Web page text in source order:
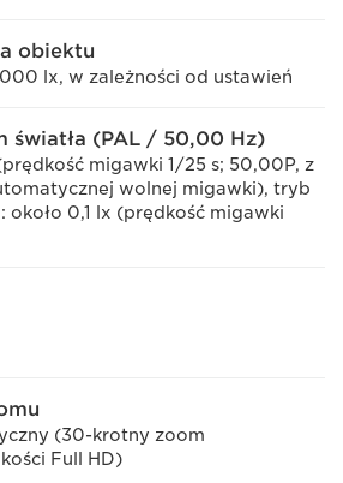
obiektu
lx, w zależności od ustawień
światła (PAL / 50,00 Hz)
migawki 1/25 s; 50,00P, z
wolnej migawki), tryb
około 0,1 lx (prędkość migawki
(30-krotny zoom
Full HD)